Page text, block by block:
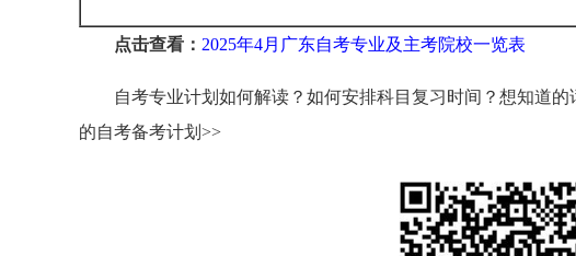
点击查看： 2025年4月广东自考专业及主考院校一览表
自考专业计划如何解读？如何安排科目复习时间？想知道
的自考备考计划>>